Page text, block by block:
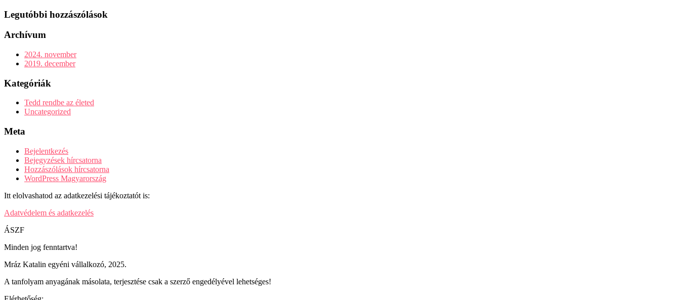
Legutóbbi hozzászólások
Archívum
2024. november
2019. december
Kategóriák
Tedd rendbe az életed
Uncategorized
Meta
Bejelentkezés
Bejegyzések hírcsatorna
Hozzászólások hírcsatorna
WordPress Magyarország
Itt elolvashatod az adatkezelési tájékoztatót is:
Adatvédelem és adatkezelés
ÁSZF
Minden jog fenntartva!
Mráz Katalin egyéni vállalkozó, 2025.
A tanfolyam anyagának másolata, terjesztése csak a szerző engedélyével lehetséges!